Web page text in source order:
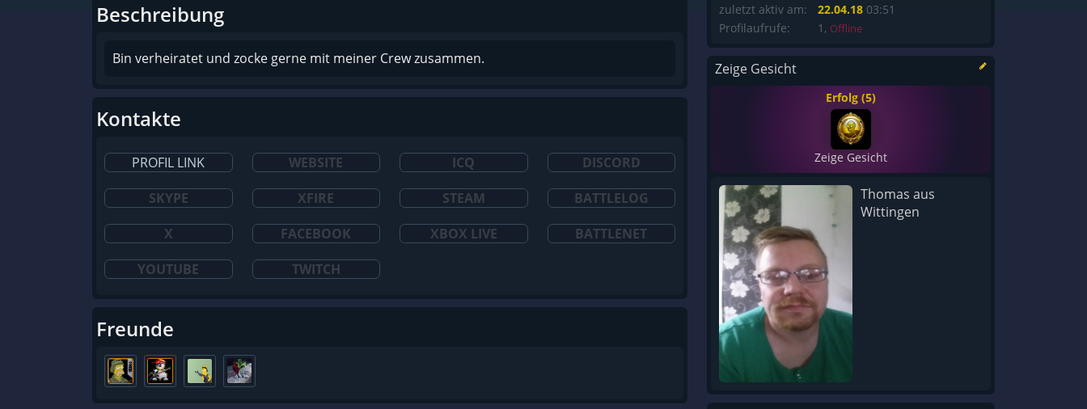
Beschreibung
Bin verheiratet und zocke gerne mit meiner Crew zusammen.
Kontakte
PROFIL LINK WEBSITE ICQ
DISCORD
SKYPE
XFIRE STEAM
BATTLELOG
X
FACEBOOK XBOX LIVE
BATTLENET
YOUTUBE
TWITCH
Freunde
zuletzt aktiv am:
Profilaufrufe:
22.04.18 03:51
1, Offline
Zeige Gesicht
Erfolg (5)
Zeige Gesicht
Thomas aus
Wittingen